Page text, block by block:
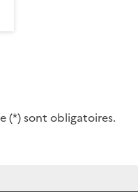
(*) sont obligatoires.